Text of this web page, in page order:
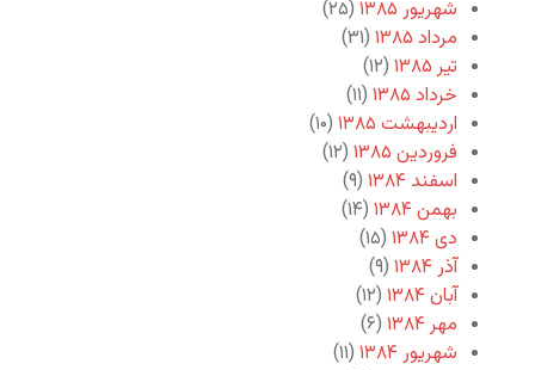
شهریور ۱۳۸۵
(۲۵)
مرداد ۱۳۸۵
(۳۱)
تیر ۱۳۸۵
(۱۲)
خرداد ۱۳۸۵
(۱۱)
اردیبهشت ۱۳۸۵
(۱۰)
فروردین ۱۳۸۵
(۱۲)
اسفند ۱۳۸۴
(۹)
بهمن ۱۳۸۴
(۱۴)
دی ۱۳۸۴
(۱۵)
آذر ۱۳۸۴
(۹)
آبان ۱۳۸۴
(۱۲)
مهر ۱۳۸۴
(۶)
شهریور ۱۳۸۴
(۱۱)